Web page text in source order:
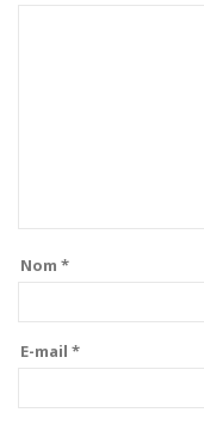
Nom *
E-mail *